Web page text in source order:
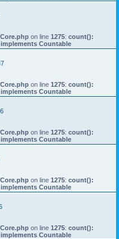
on line 1275: count():
Countable
on line 1275: count():
Countable
on line 1275: count():
Countable
on line 1275: count():
Countable
on line 1275: count():
Countable